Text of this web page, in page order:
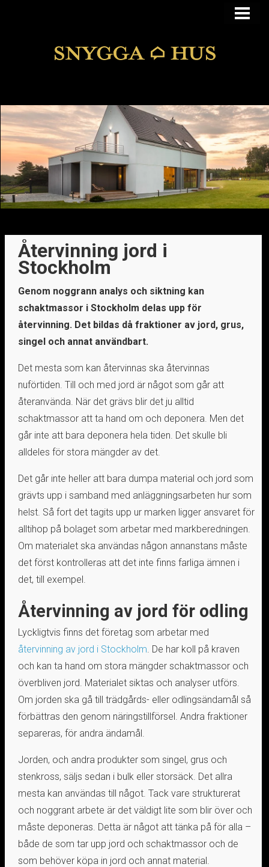
BLOGG
Återvinning jord i
Stockholm
Genom noggrann analys och siktning kan
schaktmassor i Stockholm delas upp för
återvinning. Det bildas då fraktioner av jord, grus,
singel och annat användbart.
Det mesta som kan återvinnas ska återvinnas
nuförtiden. Till och med jord är något som går att
återanvända. När det grävs blir det ju alltid
schaktmassor att ta hand om och deponera. Men det
går inte att bara deponera hela tiden. Det skulle bli
alldeles för stora mängder av det.
Det går inte heller att bara dumpa material och jord som
grävts upp i samband med anläggningsarbeten hur som
helst. Så fort det tagits upp ur marken ligger ansvaret för
alltihop på bolaget som arbetar med markberedningen.
Om materialet ska användas någon annanstans måste
det först kontrolleras att det inte finns farliga ämnen i
det, till exempel.
Återvinning av jord för odling
Lyckligtvis finns det företag som arbetar med
återvinning av jord i Stockholm. De har koll på kraven
och kan ta hand om stora mängder schaktmassor och
överbliven jord. Materialet siktas och analyser utförs.
Om jorden ska gå till trädgårds- eller odlingsändamål så
förbättras den genom näringstillförsel. Andra fraktioner
separeras, för andra ändamål.
Jorden, och andra produkter som singel, grus och
stenkross, säljs sedan i bulk eller storsäck. Det allra
mesta kan användas till något. Tack vare strukturerat
och noggrant arbete är det väldigt lite som blir över och
måste deponeras. Detta är något att tänka på för alla –
både de som tar upp jord och schaktmassor och de
som behöver köpa in jord och annat material.